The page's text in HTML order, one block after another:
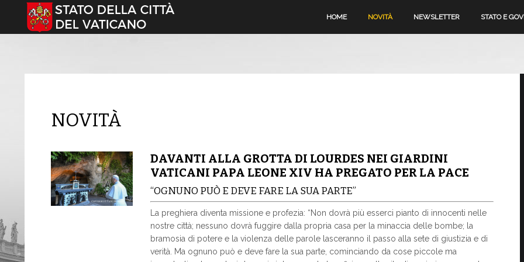
Seleziona la tua lingua HOME NOVITÀ NEWSLETTER STATO E
NOVITÀ
DAVANTI ALLA GROTTA DI LOURDES NEI GIARDINI
VATICANI PAPA LEONE XIV HA PREGATO PER LA PACE
“OGNUNO PUÒ E DEVE FARE LA SUA PARTE”
La preghiera diventa missione e profezia: “Non dovrà più esserci pianto di innocenti nelle
nostre città; nessuno dovrà fuggire dalla propria casa per la minaccia delle bombe; la
bramosia di potere e la violenza delle parole lasceranno il passo alla sete di giustizia e di
verità. Ma ognuno può e deve fare la sua parte, cominciando da cose piccole ma